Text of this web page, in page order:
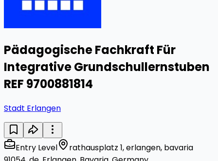
Pädagogische Fachkraft Für
Integrative Grundschullernstuben
REF 9700881814
Stadt Erlangen
Entry Level
rathausplatz 1, erlangen, bavaria